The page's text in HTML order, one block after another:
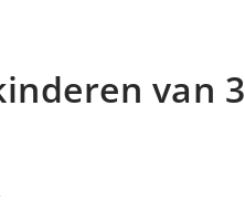
van 3